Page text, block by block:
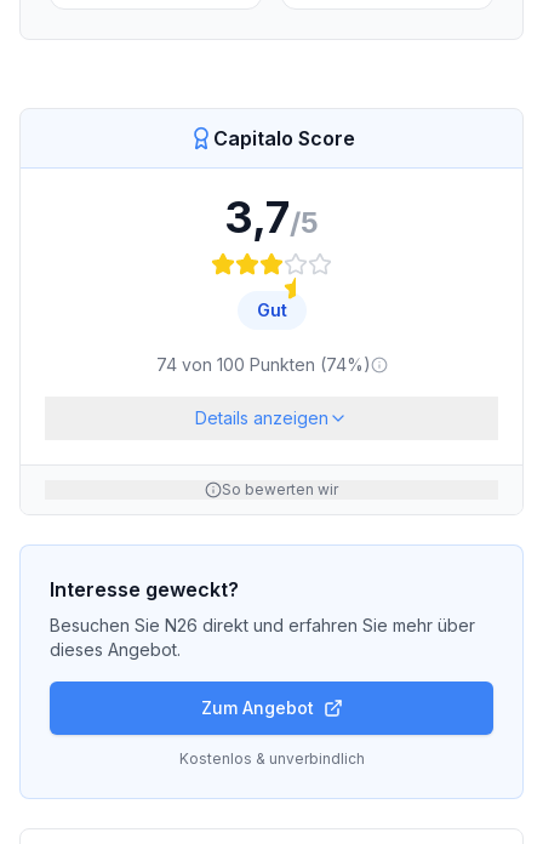
Capitalo Score
3,7/5
Gut
74von 100 Punkten (74%)
Details anzeigen
So bewerten wir
Interesse geweckt?
Besuchen Sie N26 direkt und erfahren Sie mehr über
dieses Angebot.
Zum Angebot
Kostenlos & unverbindlich